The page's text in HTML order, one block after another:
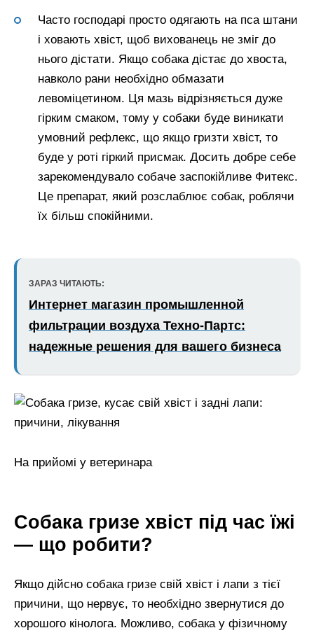
Часто господарі просто одягають на пса штани
і ховають хвіст, щоб вихованець не зміг до
нього дістати. Якщо собака дістає до хвоста,
навколо рани необхідно обмазати
левоміцетином. Ця мазь відрізняється дуже
гірким смаком, тому у собаки буде виникати
умовний рефлекс, що якщо гризти хвіст, то
буде у роті гіркий присмак. Досить добре себе
зарекомендувало собаче заспокійливе Фитекс.
Це препарат, який розслаблює собак, роблячи
їх більш спокійними.
ЗАРАЗ ЧИТАЮТЬ:
Интернет магазин промышленной
фильтрации воздуха Техно-Партс:
надежные решения для вашего бизнеса
На прийомі у ветеринара
Собака гризе хвіст під час їжі
— що робити?
Якщо дійсно собака гризе свій хвіст і лапи з тієї
причини, що нервує, то необхідно звернутися до
хорошого кінолога. Можливо, собака у фізичному